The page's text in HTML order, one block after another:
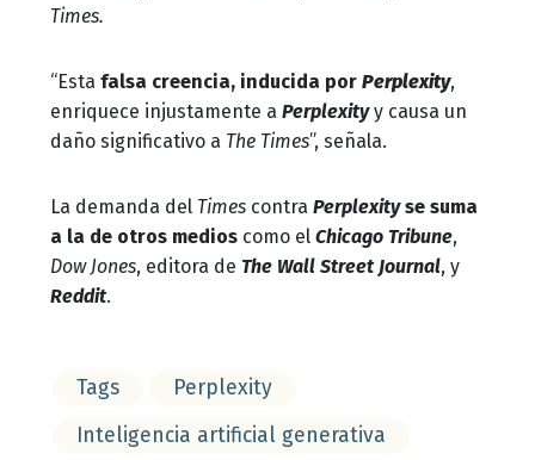
Times.
“Esta falsa creencia, inducida por Perplexity,
enriquece injustamente a Perplexityy causa un
daño significativo a The Times”, señala.
La demanda del Times contra Perplexity se suma
a la de otros medios como el Chicago Tribune,
Dow Jones, editora de The Wall Street Journal, y
Reddit.
Tags
Perplexity
Inteligencia artificial generativa